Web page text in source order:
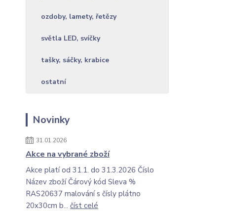
ozdoby, lamety, řetězy
světla LED, svíčky
tašky, sáčky, krabice
ostatní
Novinky
31.01.2026
Akce na vybrané zboží
Akce platí od 31.1. do 31.3.2026 Číslo
Název zboží Čárový kód Sleva %
RAS20637 malování s čísly plátno
20x30cm b... číst celé